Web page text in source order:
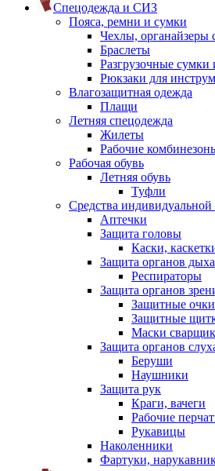
Спецодежда и СИЗ
Пояса, ремни и сумки
Чехлы, органайзеры
Браслеты
Разгрузочные
Рюкзаки для
Влагозащитная одежда
Плащи
Летняя спецодежда
Жилеты
Рабочие
Рабочая обувь
Летняя обувь
Туфли
Средства
Аптечки
Защита головы
Каски,
Защита органов
Респираторы
Защита органов
Защитные очки
Защитные
Маски
Защита органов
Беруши
Наушники
Защита рук
Краги, вачеги
Рабочие
Рукавицы
Наколенники
Фартуки,